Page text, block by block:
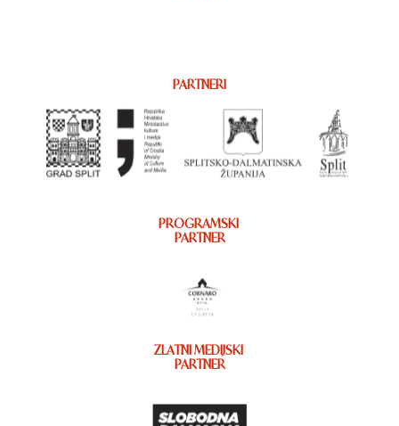
PARTNERI
PROGRAMSKI
PARTNER
ZLATNI MEDIJSKI
PARTNER